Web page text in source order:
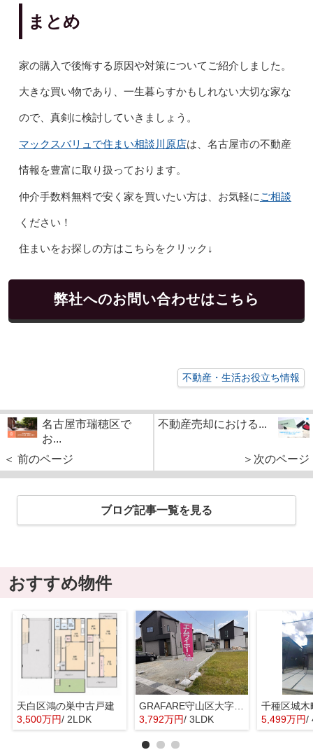
まとめ
家の購入で後悔する原因や対策についてご紹介しました。
大きな買い物であり、一生暮らすかもしれない大切な家な
ので、真剣に検討していきましょう。
マックスバリュで住まい相談川原店は、名古屋市の不動産
情報を豊富に取り扱っております。
仲介手数料無料で安く家を買いたい方は、お気軽にご相談
ください！
住まいをお探しの方はこちらをクリック↓
弊社へのお問い合わせはこちら
不動産・生活お役立ち情報
名古屋市瑞穂区で
お...
＜ 前のページ
不動産売却における...
＞次のページ
ブログ記事一覧を見る
おすすめ物件
天白区鴻の巣中古戸建
3,500万円/ 2LDK
GRAFARE守山区大字上志段味6期4棟【仲介手数料無料 上志段味東小 志段味中】
3,792万円/ 3LDK
千種区城木
5,499万円/